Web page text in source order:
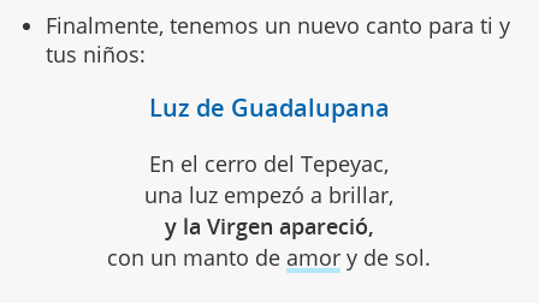
Finalmente, tenemos un nuevo canto para ti y
tus niños:
Luz de Guadalupana
En el cerro del Tepeyac,
una luz empezó a brillar,
y la Virgen apareció,
con un manto de amor y de sol.